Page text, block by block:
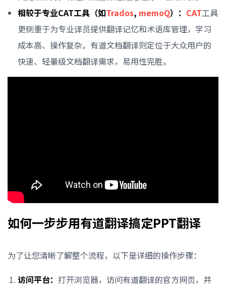
相较于专业CAT工具（如Trados, memoQ）： CAT工具
更侧重于为专业译员提供翻译记忆和术语库管理，学习
成本高、操作复杂。有道文档翻译则定位于大众用户的
快速、轻量级文档翻译需求，易用性完胜。
如何一步步用有道翻译搞定PPT翻译
为了让您清晰了解整个流程，以下是详细的操作步骤：
访问平台： 打开浏览器，访问有道翻译的官方网页，并